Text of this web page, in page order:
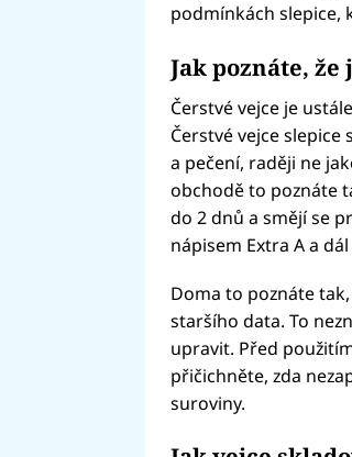
podmínkách slepice,
Jak poznáte, že
Čerstvé vejce je
Čerstvé vejce slepice
a pečení, raději ne
obchodě to poznáte
do 2 dnů a smějí se
nápisem Extra A a
Doma to poznáte
staršího data. To
upravit. Před
přičichněte, zda
suroviny.